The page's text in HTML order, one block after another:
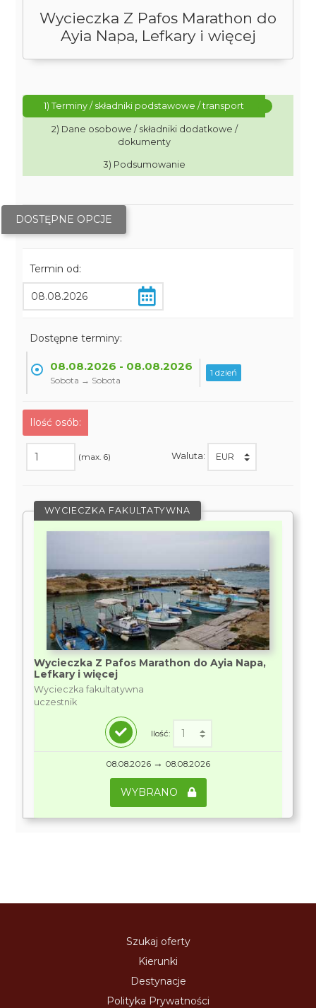
Wycieczka Z Pafos Marathon do
Ayia Napa, Lefkary i więcej
1) Terminy / składniki podstawowe / transport
2) Dane osobowe / składniki dodatkowe /
dokumenty
3) Podsumowanie
DOSTĘPNE OPCJE
Termin od:
Dostępne terminy:
08.08.2026 - 08.08.2026
Sobota → Sobota
1 dzień
Ilość osób:
(max. 6) Waluta:
WYCIECZKA FAKULTATYWNA
Wycieczka Z Pafos Marathon do Ayia Napa,
Lefkary i więcej
Wycieczka fakultatywna
uczestnik
Ilość:
08.08.2026 → 08.08.2026
WYBRANO
Szukaj oferty
Kierunki
Destynacje
Polityka Prywatności